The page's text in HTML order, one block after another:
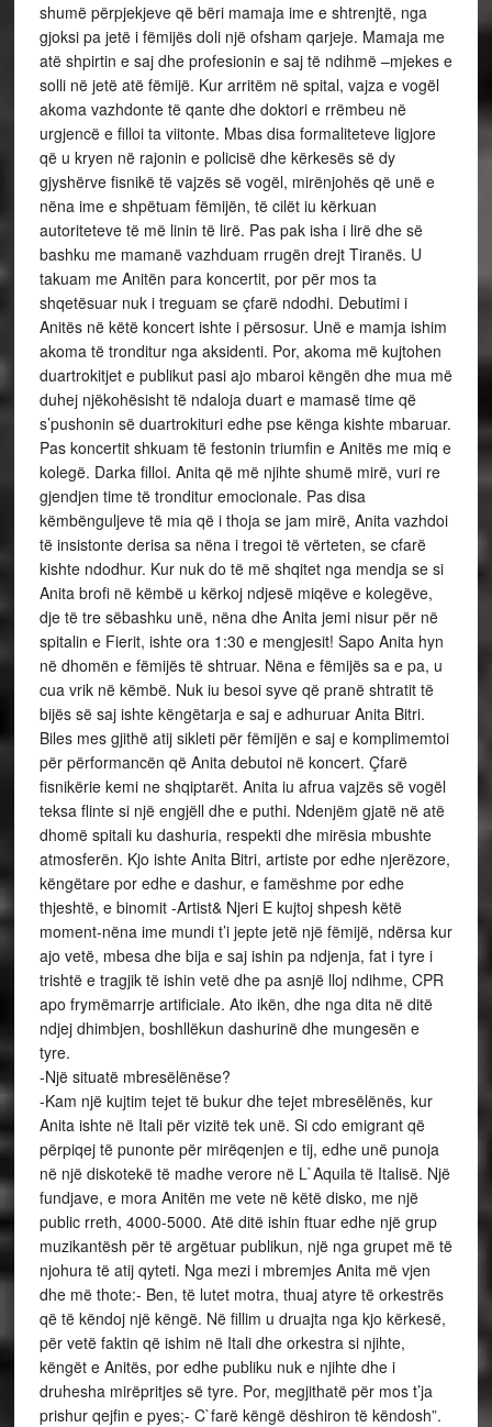
shumë përpjekjeve që bëri mamaja ime e shtrenjtë, nga
gjoksi pa jetë i fëmijës doli një ofsham qarjeje. Mamaja me
atë shpirtin e saj dhe profesionin e saj të ndihmë –mjekes e
solli në jetë atë fëmijë. Kur arritëm në spital, vajza e vogël
akoma vazhdonte të qante dhe doktori e rrëmbeu në
urgjencë e filloi ta viitonte. Mbas disa formaliteteve ligjore
që u kryen në rajonin e policisë dhe kërkesës së dy
gjyshërve fisnikë të vajzës së vogël, mirënjohës që unë e
nëna ime e shpëtuam fëmijën, të cilët iu kërkuan
autoriteteve të më linin të lirë. Pas pak isha i lirë dhe së
bashku me mamanë vazhduam rrugën drejt Tiranës. U
takuam me Anitën para koncertit, por për mos ta
shqetësuar nuk i treguam se çfarë ndodhi. Debutimi i
Anitës në këtë koncert ishte i përsosur. Unë e mamja ishim
akoma të tronditur nga aksidenti. Por, akoma më kujtohen
duartrokitjet e publikut pasi ajo mbaroi këngën dhe mua më
duhej njëkohësisht të ndaloja duart e mamasë time që
s’pushonin së duartrokituri edhe pse kënga kishte mbaruar.
Pas koncertit shkuam të festonin triumfin e Anitës me miq e
kolegë. Darka filloi. Anita që më njihte shumë mirë, vuri re
gjendjen time të tronditur emocionale. Pas disa
këmbënguljeve të mia që i thoja se jam mirë, Anita vazhdoi
të insistonte derisa sa nëna i tregoi të vërteten, se cfarë
kishte ndodhur. Kur nuk do të më shqitet nga mendja se si
Anita brofi në këmbë u kërkoj ndjesë miqëve e kolegëve,
dje të tre sëbashku unë, nëna dhe Anita jemi nisur për në
spitalin e Fierit, ishte ora 1:30 e mengjesit! Sapo Anita hyn
në dhomën e fëmijës të shtruar. Nëna e fëmijës sa e pa, u
cua vrik në këmbë. Nuk iu besoi syve që pranë shtratit të
bijës së saj ishte këngëtarja e saj e adhuruar Anita Bitri.
Biles mes gjithë atij sikleti për fëmijën e saj e komplimemtoi
për përformancën që Anita debutoi në koncert. Çfarë
fisnikërie kemi ne shqiptarët. Anita iu afrua vajzës së vogël
teksa flinte si një engjëll dhe e puthi. Ndenjëm gjatë në atë
dhomë spitali ku dashuria, respekti dhe mirësia mbushte
atmosferën. Kjo ishte Anita Bitri, artiste por edhe njerëzore,
këngëtare por edhe e dashur, e famëshme por edhe
thjeshtë, e binomit -Artist& Njeri E kujtoj shpesh këtë
moment-nëna ime mundi t’i jepte jetë një fëmijë, ndërsa kur
ajo vetë, mbesa dhe bija e saj ishin pa ndjenja, fat i tyre i
trishtë e tragjik të ishin vetë dhe pa asnjë lloj ndihme, CPR
apo frymëmarrje artificiale. Ato ikën, dhe nga dita në ditë
ndjej dhimbjen, boshllëkun dashurinë dhe mungesën e
tyre.
-Një situatë mbresëlënëse?
-Kam një kujtim tejet të bukur dhe tejet mbresëlënës, kur
Anita ishte në Itali për vizitë tek unë. Si cdo emigrant që
përpiqej të punonte për mirëqenjen e tij, edhe unë punoja
në një diskotekë të madhe verore në L`Aquila të Italisë. Një
fundjave, e mora Anitën me vete në këtë disko, me një
public rreth, 4000-5000. Atë ditë ishin ftuar edhe një grup
muzikantësh për të argëtuar publikun, një nga grupet më të
njohura të atij qyteti. Nga mezi i mbremjes Anita më vjen
dhe më thote:- Ben, të lutet motra, thuaj atyre të orkestrës
që të këndoj një këngë. Në fillim u druajta nga kjo kërkesë,
për vetë faktin që ishim në Itali dhe orkestra si njihte,
këngët e Anitës, por edhe publiku nuk e njihte dhe i
druhesha mirëpritjes së tyre. Por, megjithatë për mos t’ja
prishur qejfin e pyes;- C`farë këngë dëshiron të këndosh”.